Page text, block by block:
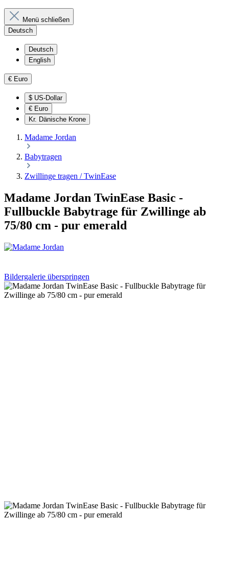
Menü schließen
Deutsch
Deutsch
English
€ Euro
$ US-Dollar
€ Euro
Kr. Dänische Krone
Madame Jordan
Babytragen
Zwillinge tragen / TwinEase
Madame Jordan TwinEase Basic -
Fullbuckle Babytrage für Zwillinge ab
75/80 cm - pur emerald
Bildergalerie überspringen